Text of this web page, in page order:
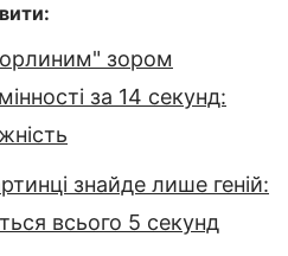
зором
за 14 секунд:
знайде лише геній:
всього 5 секунд